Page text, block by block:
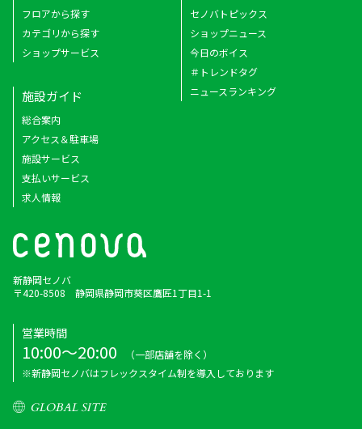
フロアから探す
カテゴリから探す
ショップサービス
セノバトピックス
ショップニュース
今日のボイス
＃トレンドタグ
ニュースランキング
施設ガイド
総合案内
アクセス＆駐車場
施設サービス
支払いサービス
求人情報
新静岡セノバ
〒420-8508 静岡県静岡市葵区鷹匠1丁目1-1
営業時間
10:00～20:00
（一部店舗を除く）
※新静岡セノバはフレックスタイム制を導入しております
GLOBAL SITE